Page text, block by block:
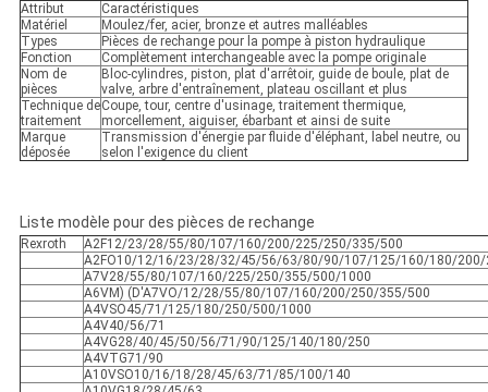
Attribut
Caractéristiques
Matériel
Moulez/fer, acier, bronze et autres malléables
Types
Pièces de rechange pour la pompe à piston hydraulique
Fonction
Complètement interchangeable avec la pompe originale
Nom de
pièces
Bloc-cylindres, piston, plat d'arrêtoir, guide de boule, plat de
valve, arbre d'entraînement, plateau oscillant et plus
Technique de
traitement
Coupe, tour, centre d'usinage, traitement thermique,
morcellement, aiguiser, ébarbant et ainsi de suite
Marque
déposée
Transmission d'énergie par fluide d'éléphant, label neutre, ou
selon l'exigence du client
Liste modèle pour des pièces de rechange
Rexroth
A2F12/23/28/55/80/107/160/200/225/250/335/500
A2FO10/12/16/23/28/32/45/56/63/80/90/107/125/160/180/200/
A7V28/55/80/107/160/225/250/355/500/1000
A6VM) (D'A7VO/12/28/55/80/107/160/200/250/355/500
A4VSO45/71/125/180/250/500/1000
A4V40/56/71
A4VG28/40/45/50/56/71/90/125/140/180/250
A4VTG71/90
A10VSO10/16/18/28/45/63/71/85/100/140